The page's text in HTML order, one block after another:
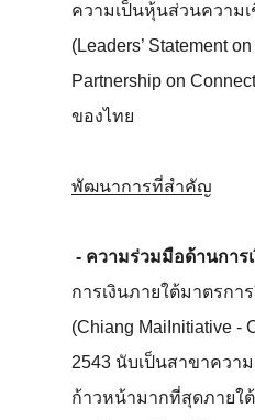
ความเป็นหุ้นส่วนความ
(Leaders’ Statement
Partnership on
ของไทย
พัฒนาการที่สำคัญ
- ความร่วมมือด้านการ
การเงินภายใต้มาตรกา
(Chiang MaiInitiative -
2543 นับเป็นสาขาควา
ก้าวหน้ามากที่สุดภายใ